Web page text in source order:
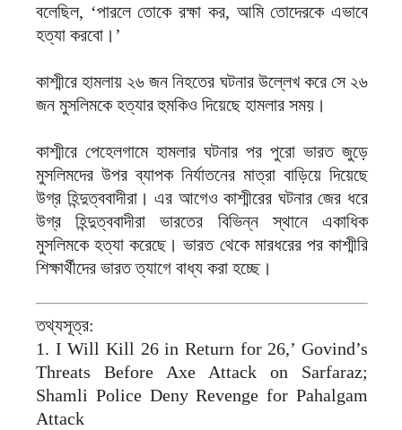
বলেছিল, ‘পারলে তোকে রক্ষা কর, আমি তোদেরকে এভাবে
হত্যা করবো।’
কাশ্মীরে হামলায় ২৬ জন নিহতের ঘটনার উল্লেখ করে সে ২৬
জন মুসলিমকে হত্যার হুমকিও দিয়েছে হামলার সময়।
কাশ্মীরে পেহেলগামে হামলার ঘটনার পর পুরো ভারত জুড়ে
মুসলিমদের উপর ব্যাপক নির্যাতনের মাত্রা বাড়িয়ে দিয়েছে
উগ্র হিন্দুত্ববাদীরা। এর আগেও কাশ্মীরের ঘটনার জের ধরে
উগ্র হিন্দুত্ববাদীরা ভারতের বিভিন্ন স্থানে একাধিক
মুসলিমকে হত্যা করেছে। ভারত থেকে মারধরের পর কাশ্মীরি
শিক্ষার্থীদের ভারত ত্যাগে বাধ্য করা হচ্ছে।
তথ্যসূত্র:
1. I Will Kill 26 in Return for 26,’ Govind’s
Threats Before Axe Attack on Sarfaraz;
Shamli Police Deny Revenge for Pahalgam
Attack